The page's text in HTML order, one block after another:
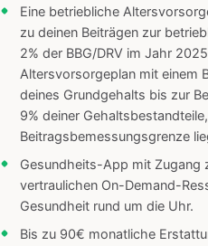
Eine betriebliche
zu deinen Beiträgen zur
2% der BBG/DRV im Jahr
Altersvorsorgeplan mit einem
deines Grundgehalts bis zur
9% deiner
Beitragsbemessungsgrenze
Gesundheits-App mit Zugang
vertraulichen On-Demand-
Gesundheit rund um die Uhr.
Bis zu 90€ monatliche